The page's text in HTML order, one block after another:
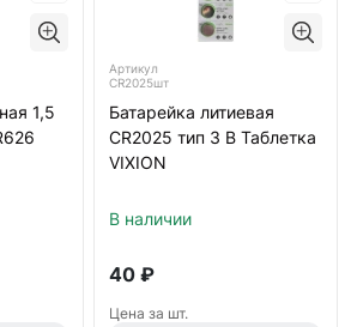
1,5
Артикул
CR2025шт
Батарейка литиевая
CR2025 тип 3 В Таблетка
VIXION
В наличии
40 ₽
Цена за шт.